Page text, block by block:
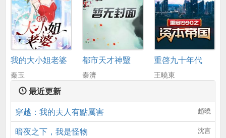
我的大小姐老婆
秦玉
都市天才神毉
秦濟
重啓九十年代
王曉東
最近更新
穿越：我的夫人有點厲害
趙曉
暗夜之下，我是怪物 沈言